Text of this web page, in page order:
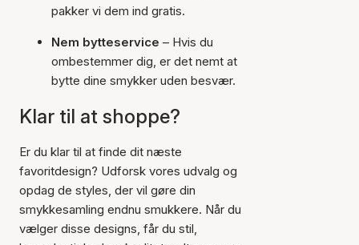
pakker vi dem ind gratis.
Nem bytteservice – Hvis du
ombestemmer dig, er det nemt at
bytte dine smykker uden besvær.
Klar til at shoppe?
Er du klar til at finde dit næste
favoritdesign? Udforsk vores udvalg og
opdag de styles, der vil gøre din
smykkesamling endnu smukkere. Når du
vælger disse designs, får du stil,